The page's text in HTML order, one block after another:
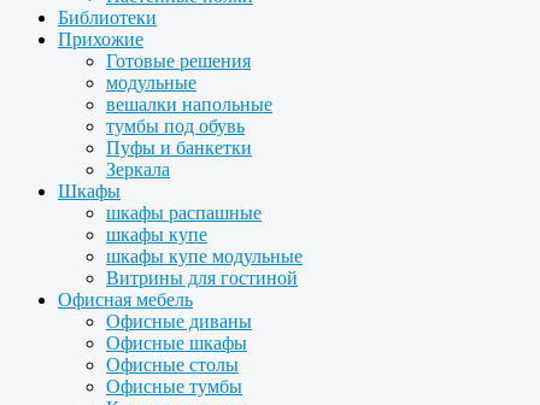
Библиотеки
Прихожие
Готовые решения
модульные
вешалки напольные
тумбы под обувь
Пуфы и банкетки
Зеркала
Шкафы
шкафы распашные
шкафы купе
шкафы купе модульные
Витрины для гостиной
Офисная мебель
Офисные диваны
Офисные шкафы
Офисные столы
Офисные тумбы